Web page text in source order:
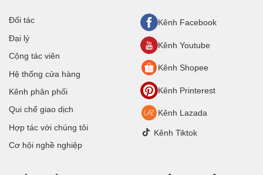
Đối tác
Đại lý
Cộng tác viên
Hệ thống cửa hàng
Kênh phân phối
Qui chế giao dịch
Hợp tác với chúng tôi
Cơ hội nghề nghiệp
Kênh Facebook
Kênh Youtube
Kênh Shopee
Kênh Printerest
Kênh Lazada
Kênh Tiktok